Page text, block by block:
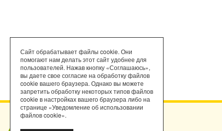
Мы работаем
Сайт обрабатывает файлы cookie. Они
помогают нам делать этот сайт удобнее для
пользователей. Нажав кнопку «Соглашаюсь»,
вы даете свое согласие на обработку файлов
cookie вашего браузера. Однако вы можете
запретить обработку некоторых типов файлов
cookie в настройках вашего браузера либо на
странице «Уведомление об использовании
файлов cookie».